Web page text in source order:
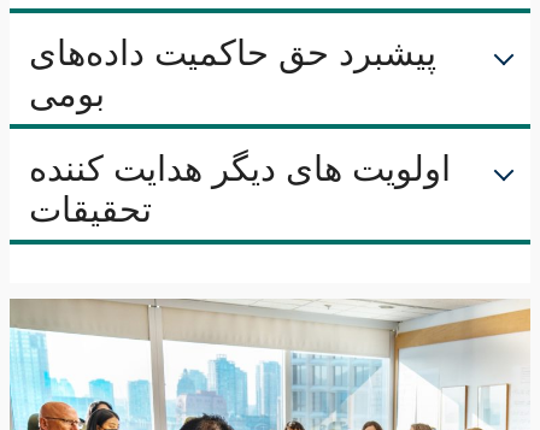
پیشبرد حق حاکمیت داده‌های
بومی
اولویت های دیگر هدایت کننده
تحقیقات